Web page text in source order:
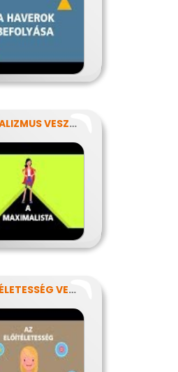
A MAXIMALIZMUS VESZÉLYEI
AZ ELŐÍTÉLETESSÉG VESZÉLYEI